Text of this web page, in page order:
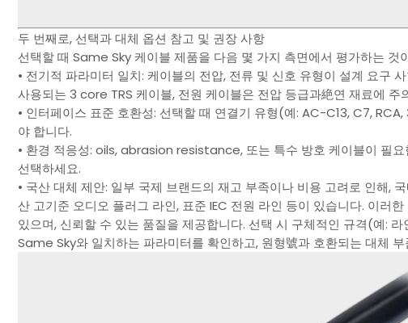
두 번째로, 선택과 대체 옵션 참고 및 권장 사항
선택할 때 Same Sky 케이블 제품을 다음 몇 가지 측면에서 평가하는 것
• 전기적 파라미터 일치: 케이블의 전압, 전류 및 신호 유형이 설계 요구
사용되는 3 core TRS 케이블, 전원 케이블은 전압 등급과絶연 재료에 주
• 인터페이스 표준 호환성: 선택할 때 연결기 유형(예: AC-C13, C7,
야 합니다.
• 환경 적응성: oils, abrasion resistance, 또는 특수 방호 케이블이 필
선택하세요.
• 국산 대체 제안: 일부 국제 브랜드의 재고 부족이나 비용 고려로 인해,
산 고기준 오디오 플러그 라인, 표준 IEC 전원 라인 등이 있습니다. 이러
있으며, 신뢰할 수 있는 품질을 제공합니다. 선택 시 구체적인 규격(예:
Same Sky와 일치하는 파라미터를 확인하고, 원형號과 호환되는 대체